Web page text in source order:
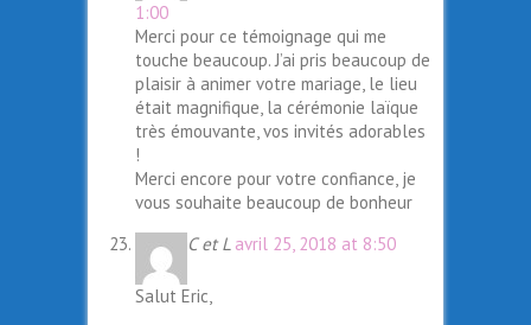
1:00
Merci pour ce témoignage qui me
touche beaucoup. J’ai pris beaucoup de
plaisir à animer votre mariage, le lieu
était magnifique, la cérémonie laïque
très émouvante, vos invités adorables
!
Merci encore pour votre confiance, je
vous souhaite beaucoup de bonheur
C et L avril 25, 2018 at 8:50
Salut Eric,